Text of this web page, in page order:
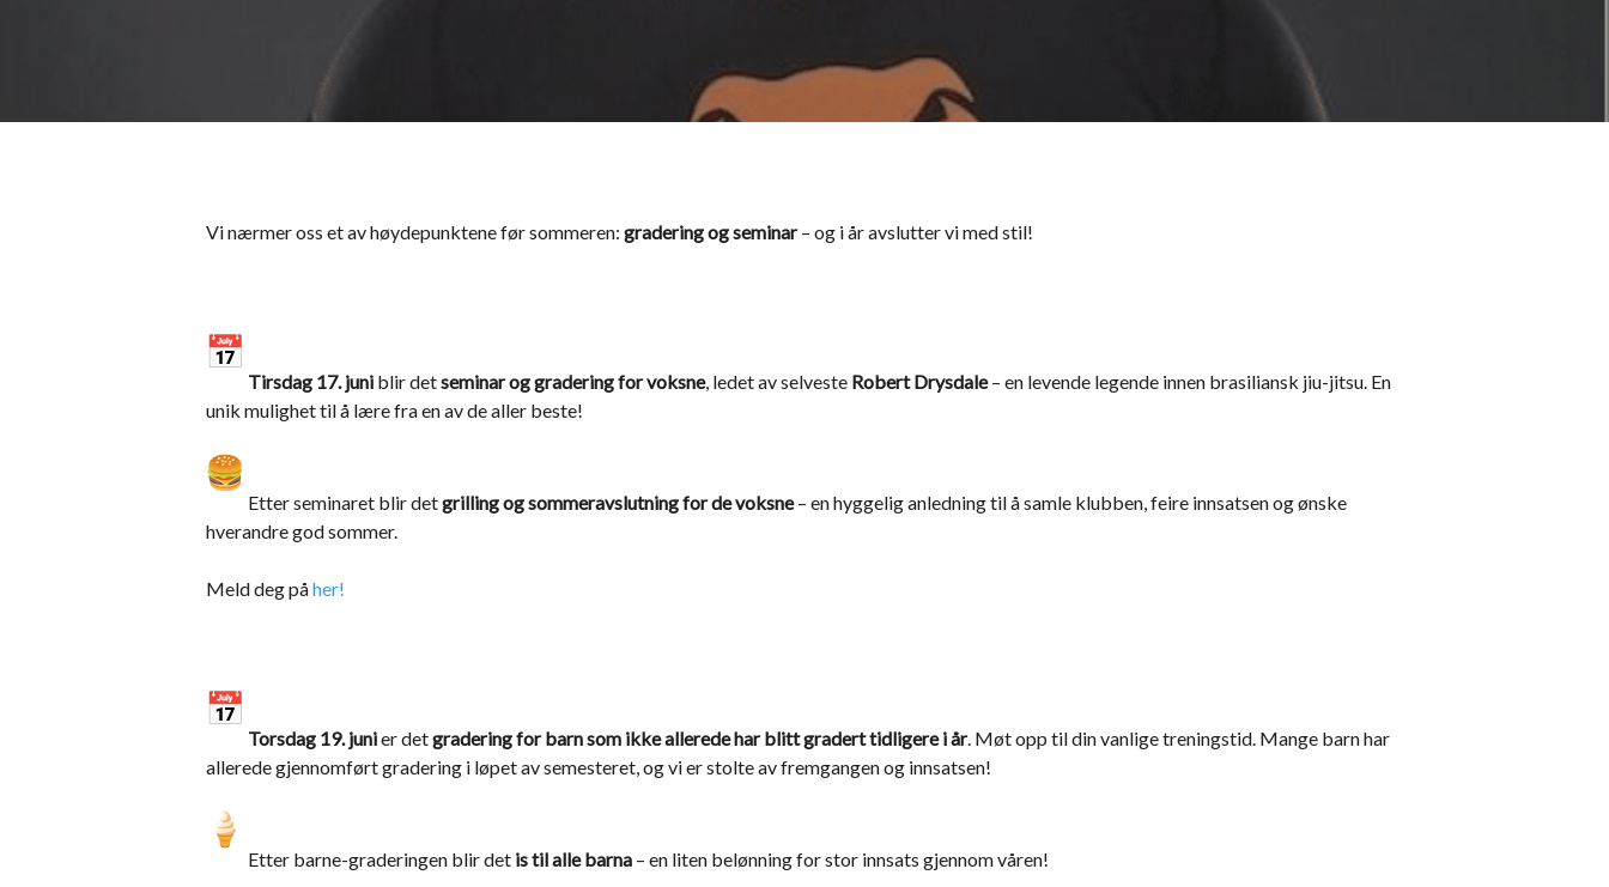
Vi nærmer oss et av høydepunktene før sommeren: gradering og seminar– og i år avslutter vi med stil!
Tirsdag 17. juni blir detseminar og gradering for voksne, ledet av selveste Robert Drysdale– en levende legende innen brasiliansk jiu-jitsu. En
unik mulighet til å lære fra en av de aller beste!
Etter seminaret blir detgrilling og sommeravslutning for de voksne– en hyggelig anledning til å samle klubben, feire innsatsen og ønske
hverandre god sommer.
Meld deg påher!
Torsdag 19. junier detgradering for barn som ikke allerede har blitt gradert tidligere i år. Møt opp til din vanlige treningstid. Mange barn har
allerede gjennomført gradering i løpet av semesteret, og vi er stolte av fremgangen og innsatsen!
Etter barne-graderingen blir det is til alle barna – en liten belønning for stor innsats gjennom våren!